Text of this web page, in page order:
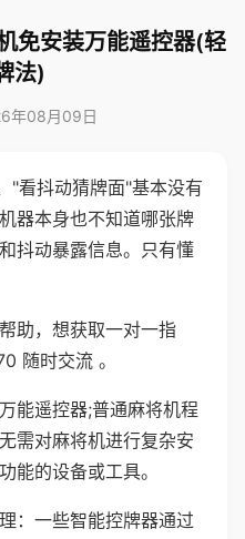
免安装万能遥控器(轻
法)
年08月09日
"看抖动猜牌面"基本没有
器本身也不知道哪张牌
抖动暴露信息。只有懂
助，想获取一对一指
随时交流 。
能遥控器;普通麻将机程
需对麻将机进行复杂安
能的设备或工具。
：一些智能控牌器通过